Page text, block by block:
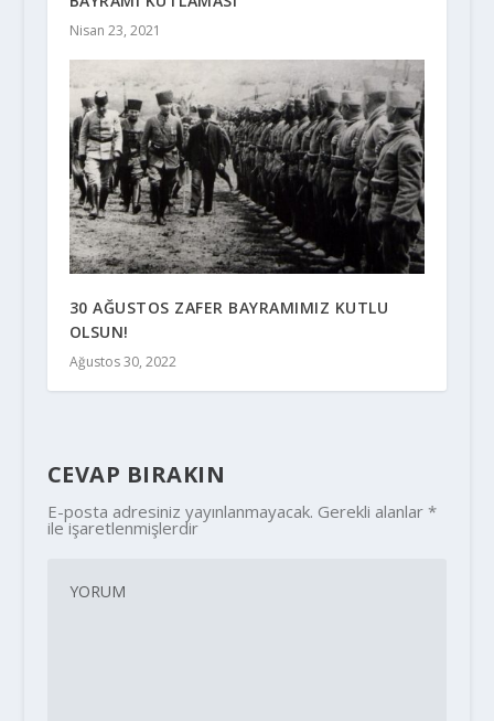
Nisan 23, 2021
30 AĞUSTOS ZAFER BAYRAMIMIZ KUTLU
OLSUN!
Ağustos 30, 2022
CEVAP BIRAKIN
E-posta adresiniz yayınlanmayacak. Gerekli alanlar *
ile işaretlenmişlerdir